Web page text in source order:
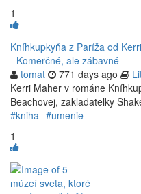
1
Kníhkupkyňa z Paríža od
- Komerčné, ale zábavné
tomat
771 days ago
Kerri Maher v románe
Beachovej, zakladateľky
#kniha #umenie
1